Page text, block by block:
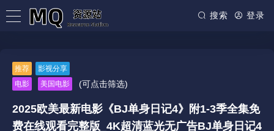
搜索 登录
推荐
影视分享
电影
美国电影 (可点击筛选)
2025欧美最新电影《BJ单身日记4》附1-3季全集免
费在线观看完整版_4K超清蓝光无广告BJ单身日记4